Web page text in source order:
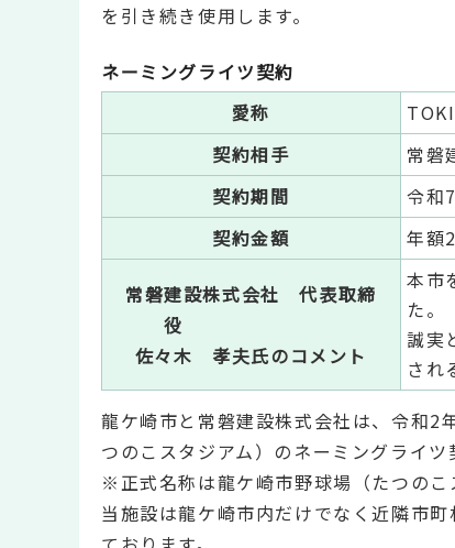
を引き続き使用します。
ネーミングライツ契約
愛称
契約相手
常磐
契約期間
令和
契約金額
年額
常磐建設株式会社 代表取締
役
佐々木 孝夫氏のコメント
本市
た。
誠実
され
龍ケ崎市と常磐建設株式会社は、令和2
つのこスタジアム）のネーミングライ
※正式名称は龍ケ崎市野球場（たつのこ
当施設は龍ケ崎市内だけでなく近隣市